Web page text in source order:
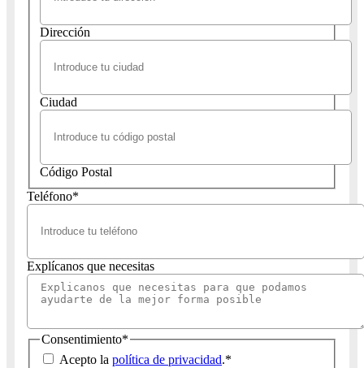
Dirección
Ciudad
Código Postal
Teléfono*
Explícanos que necesitas
Consentimiento*
Acepto la política de privacidad.*